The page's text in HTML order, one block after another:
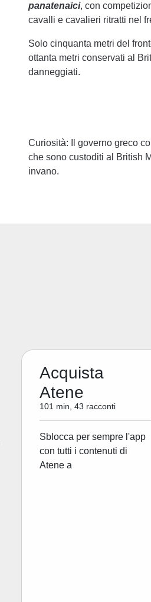
panatenaici, con
cavalli e cavalieri ritratti nel
Solo cinquanta metri del
ottanta metri conservati al
danneggiati.
Curiosità: Il governo greco
che sono custoditi al British
invano.
Acquista
Atene
101 min, 43 racconti
Sblocca per sempre l'app
con tutti i contenuti di
Atene a